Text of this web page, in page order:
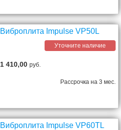
Виброплита Impulse VP50L
Уточните наличие
1 410,00руб.
Рассрочка на 3 мес.
Виброплита Impulse VP60TL